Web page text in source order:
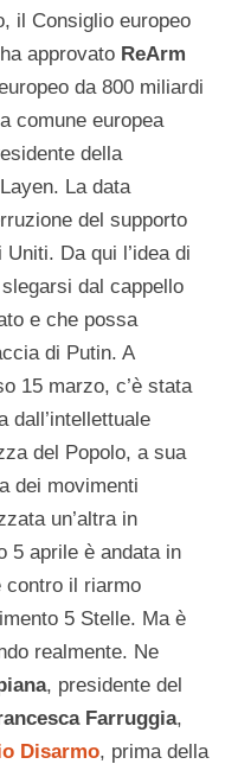
il Consiglio europeo
approvato ReArm
da 800 miliardi
comune europea
della
La data
del supporto
Da qui l’idea di
dal cappello
e che possa
di Putin. A
15 marzo, c’è stata
dall’intellettuale
del Popolo, a sua
dei movimenti
un’altra in
5 aprile è andata in
contro il riarmo
5 Stelle. Ma è
realmente. Ne
, presidente del
Farruggia,
Disarmo, prima della